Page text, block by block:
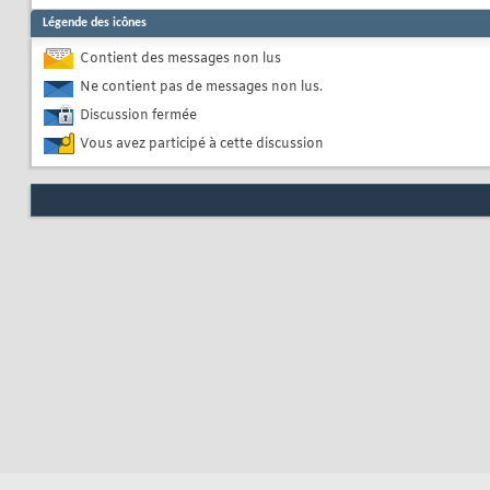
Légende des icônes
Contient des messages non lus
Ne contient pas de messages non lus.
Discussion fermée
Vous avez participé à cette discussion